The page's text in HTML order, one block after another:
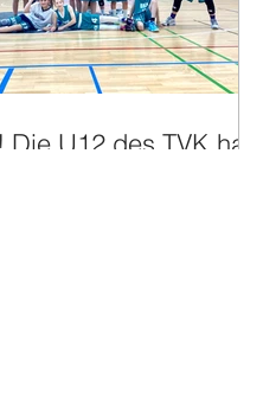
Die U12 des TVK hat